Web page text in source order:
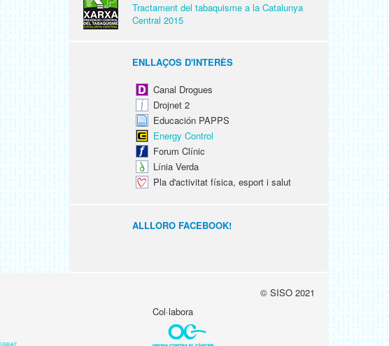
Tractament del tabaquisme a la Catalunya
Central 2015
ENLLAÇOS D'INTERÈS
Canal Drogues
Drojnet 2
Educación PAPPS
Energy Control
Forum Clínic
Línia Verda
Pla d'activitat física, esport i salut
ALLLORO FACEBOOK!
© SISO 2021
Col·labora